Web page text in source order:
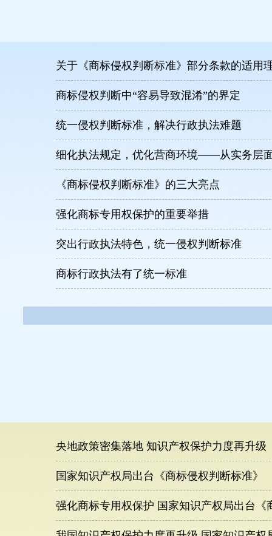
关于《商标侵权判断标准》部分条款的适用
商标侵权判断中“容易导致混淆”的界定
统一侵权判断标准，解决行政执法难题
细化执法规定，优化营商环境——从实务层
《商标侵权判断标准》的三大亮点
强化商标专用权保护的重要举措
突出行政执法特色，统一侵权判断标准
商标行政执法有了统一标准
央地政策密集落地 知识产权保护力度再升级
国家知识产权局出台《商标侵权判断标准》
强化商标专用权保护 国家知识产权局出台《